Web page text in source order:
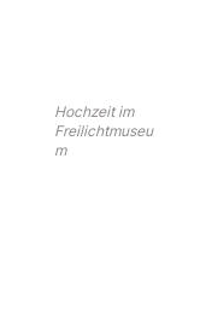
Hochzeit im
Freilichtmuseu
m